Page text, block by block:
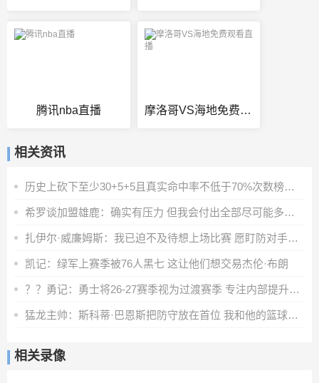
腾讯nba直播 摩洛哥VS海地免费观看直播
相关资讯
历史上砍下至少30+5+5且真实命中率不低于70%次数榜：詹姆斯居首
希罗谈加盟雄鹿：确实有压力 但我会付出全部尽可能多地打比赛
扎伊尔·威廉姆斯：我已迫不及待想上场比赛 愿盯防对手核心
凯记：绿军上赛季被76人黑七 这让他们想交易杰伦·布朗
？？勇记：勇士将26-27赛季视为过渡赛季 专注内部提升而非引援
猛龙主帅：斯科蒂·巴恩斯把防守放在首位 我和他的篮球理念一致
相关录像